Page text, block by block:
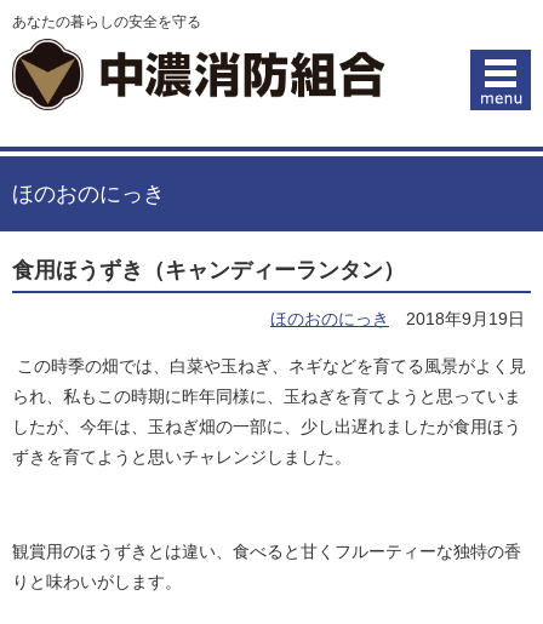
あなたの暮らしの安全を守る
ほのおのにっき
食用ほうずき（キャンディーランタン）
ほのおのにっき 2018年9月19日
この時季の畑では、白菜や玉ねぎ、ネギなどを育てる風景がよく見
られ、私もこの時期に昨年同様に、玉ねぎを育てようと思っていま
したが、今年は、玉ねぎ畑の一部に、少し出遅れましたが食用ほう
ずきを育てようと思いチャレンジしました。
観賞用のほうずきとは違い、食べると甘くフルーティーな独特の香
りと味わいがします。